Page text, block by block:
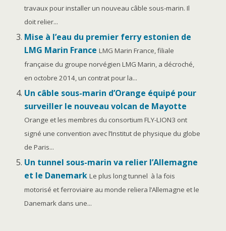
travaux pour installer un nouveau câble sous-marin. Il
doit relier...
Mise à l’eau du premier ferry estonien de
LMG Marin France LMG Marin France, filiale
française du groupe norvégien LMG Marin, a décroché,
en octobre 2014, un contrat pour la...
Un câble sous-marin d’Orange équipé pour
surveiller le nouveau volcan de Mayotte
Orange et les membres du consortium FLY-LION3 ont
signé une convention avec l’Institut de physique du globe
de Paris...
Un tunnel sous-marin va relier l’Allemagne
et le Danemark Le plus long tunnel à la fois
motorisé et ferroviaire au monde reliera l’Allemagne et le
Danemark dans une...